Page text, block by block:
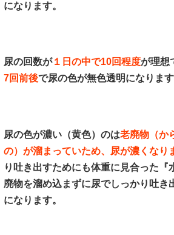
になります。
尿の回数が１日の中で10回程度が理想
7回前後で尿の色が無色透明になります
尿の色が濃い（黄色）のは老廃物（か
の）が溜まっていため、尿が濃くなり
り吐き出すためにも体重に見合った『
廃物を溜め込まずに尿でしっかり吐き
になります。